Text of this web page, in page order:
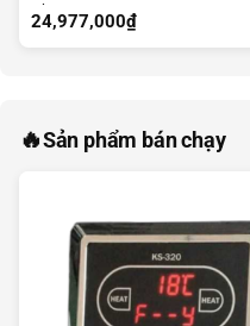
Nha
24,977,000₫
🔥Sản phẩm bán chạy